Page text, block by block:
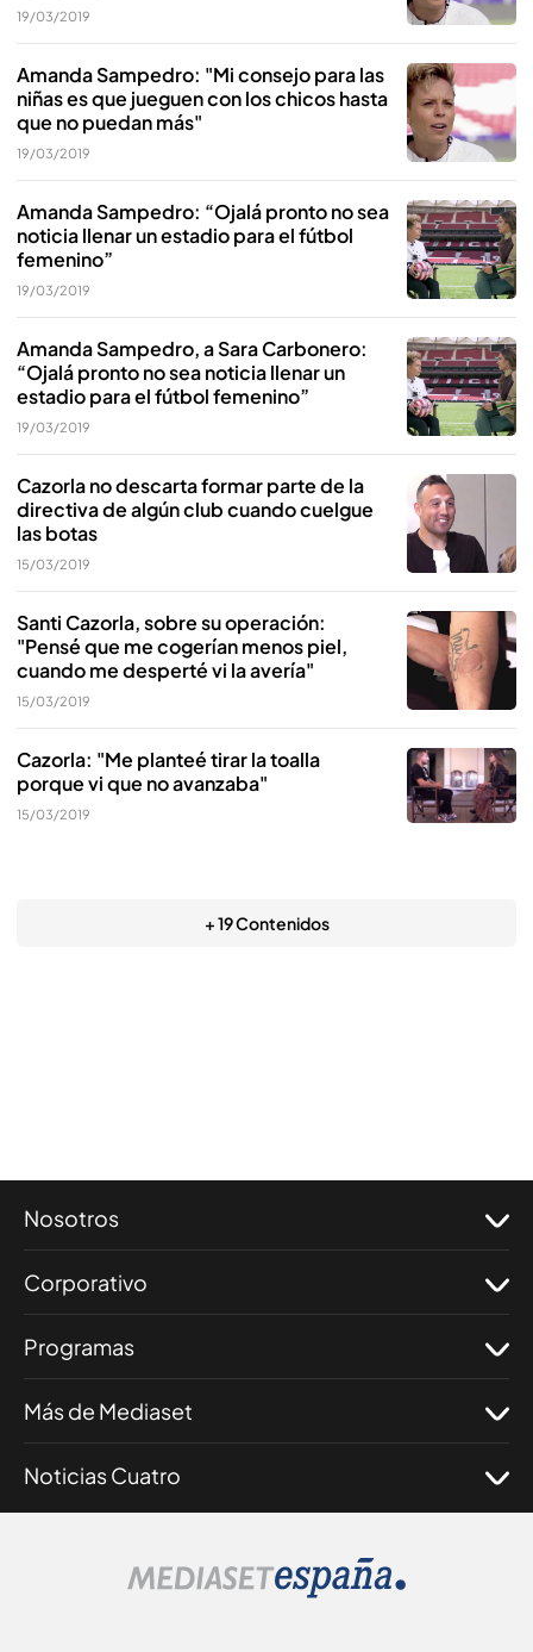
19/03/2019
Amanda Sampedro: "Mi consejo para las
niñas es que jueguen con los chicos hasta
que no puedan más"
19/03/2019
Amanda Sampedro: “Ojalá pronto no sea
noticia llenar un estadio para el fútbol
femenino”
19/03/2019
Amanda Sampedro, a Sara Carbonero:
“Ojalá pronto no sea noticia llenar un
estadio para el fútbol femenino”
19/03/2019
Cazorla no descarta formar parte de la
directiva de algún club cuando cuelgue
las botas
15/03/2019
Santi Cazorla, sobre su operación:
"Pensé que me cogerían menos piel,
cuando me desperté vi la avería"
15/03/2019
Cazorla: "Me planteé tirar la toalla
porque vi que no avanzaba"
15/03/2019
+ 19 Contenidos
Nosotros
Corporativo
Programas
Más de Mediaset
Noticias Cuatro